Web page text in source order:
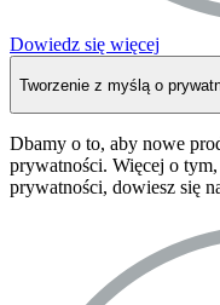
Dowiedz się więcej
Tworzenie z myślą o
Dbamy o to, aby nowe
prywatności. Więcej o
prywatności, dowiesz się